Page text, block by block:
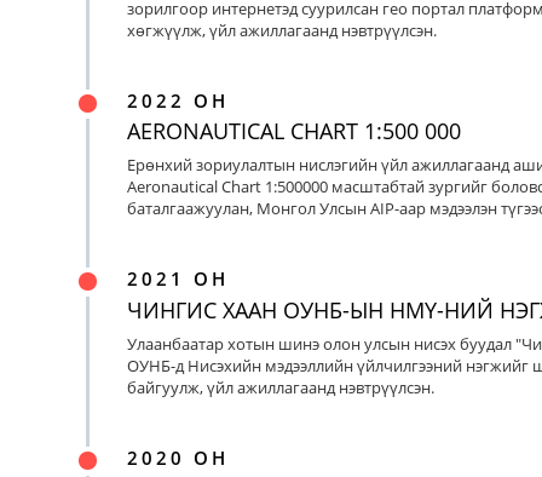
зорилгоор интернетэд суурилсан гео портал
хөгжүүлж, үйл ажиллагаанд нэвтрүүлсэн.
2022 ОН
AERONAUTICAL CHART 1:500 000
Ерөнхий зориулалтын нислэгийн үйл ажиллагаанд
Aeronautical Chart 1:500000 масштабтай зургийг
баталгаажуулан, Монгол Улсын AIP-аар мэдээлэн
2021 ОН
ЧИНГИС ХААН ОУНБ-ЫН НМҮ-НИЙ
Улаанбаатар хотын шинэ олон улсын нисэх буудал
ОУНБ-д Нисэхийн мэдээллийн үйлчилгээний нэгжийг
байгуулж, үйл ажиллагаанд нэвтрүүлсэн.
2020 ОН